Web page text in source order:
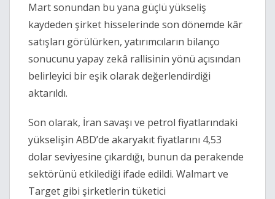
Mart sonundan bu yana güçlü yükseliş
kaydeden şirket hisselerinde son dönemde kâr
satışları görülürken, yatırımcıların bilanço
sonucunu yapay zekâ rallisinin yönü açısından
belirleyici bir eşik olarak değerlendirdiği
aktarıldı.
Son olarak, İran savaşı ve petrol fiyatlarındaki
yükselişin ABD’de akaryakıt fiyatlarını 4,53
dolar seviyesine çıkardığı, bunun da perakende
sektörünü etkilediği ifade edildi. Walmart ve
Target gibi şirketlerin tüketici